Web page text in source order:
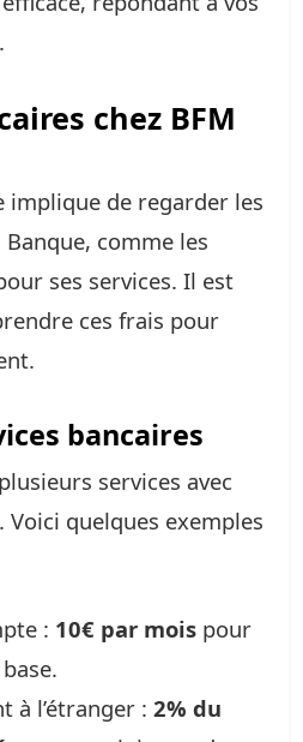
chez BFM
implique de regarder les
comme les
ses services. Il est
ces frais pour
bancaires
services avec
quelques exemples
: 10€ par mois pour
à l’étranger : 2% du